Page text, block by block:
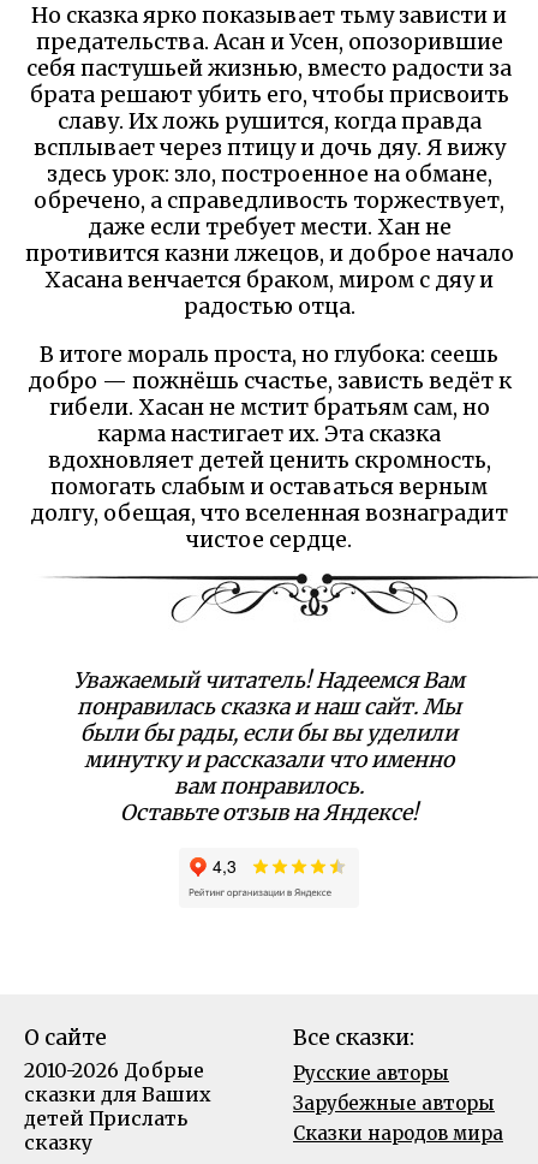
Но сказка ярко показывает тьму зависти и
предательства. Асан и Усен, опозорившие
себя пастушьей жизнью, вместо радости за
брата решают убить его, чтобы присвоить
славу. Их ложь рушится, когда правда
всплывает через птицу и дочь дяу. Я вижу
здесь урок: зло, построенное на обмане,
обречено, а справедливость торжествует,
даже если требует мести. Хан не
противится казни лжецов, и доброе начало
Хасана венчается браком, миром с дяу и
радостью отца.
В итоге мораль проста, но глубока: сеешь
добро — пожнёшь счастье, зависть ведёт к
гибели. Хасан не мстит братьям сам, но
карма настигает их. Эта сказка
вдохновляет детей ценить скромность,
помогать слабым и оставаться верным
долгу, обещая, что вселенная вознаградит
чистое сердце.
Уважаемый читатель! Надеемся Вам
понравилась сказка и наш сайт. Мы
были бы рады, если бы вы уделили
минутку и рассказали что именно
вам понравилось.
Оставьте отзыв на Яндексе!
О сайте
2010-2026 Добрые
сказки для Ваших
детей Прислать
сказку
Все сказки:
Русские авторы
Зарубежные авторы
Сказки народов мира